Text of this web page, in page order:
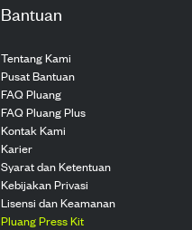
Bantuan
Tentang Kami
Pusat Bantuan
FAQ Pluang
FAQ Pluang Plus
Kontak Kami
Karier
Syarat dan Ketentuan
Kebijakan Privasi
Lisensi dan Keamanan
Pluang Press Kit